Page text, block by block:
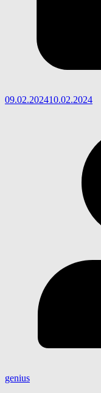
09.02.202410.02.2024
genius